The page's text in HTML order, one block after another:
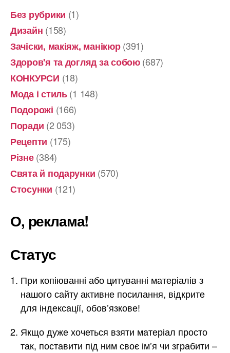
Без рубрики (1)
Дизайн (158)
Зачіски, макіяж, манікюр(391)
Здоров'я та догляд за собою(687)
КОНКУРСИ (18)
Мода і стиль(1 148)
Подорожі (166)
Поради (2 053)
Рецепти (175)
Різне(384)
Свята й подарунки (570)
Стосунки (121)
О, реклама!
Статус
При копіюванні або цитуванні матеріалів з
нашого сайту активне посилання, відкрите
для індексації, обов’язкове!
Якщо дуже хочеться взяти матеріал просто
так, поставити під ним своє ім’я чи зграбити –